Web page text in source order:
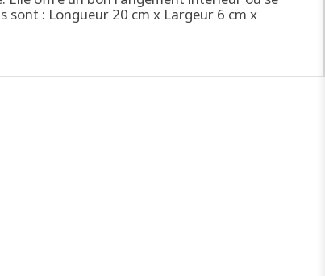
sont : Longueur 20 cm x Largeur 6 cm x